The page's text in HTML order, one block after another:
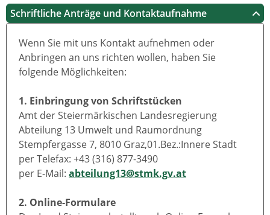
Schriftliche Anträge und Kontaktaufnahme
Wenn Sie mit uns Kontakt aufnehmen oder
Anbringen an uns richten wollen, haben Sie
folgende Möglichkeiten:
1. Einbringung von Schriftstücken
Amt der Steiermärkischen Landesregierung
Abteilung 13 Umwelt und Raumordnung
Stempfergasse 7, 8010 Graz,01.Bez.:Innere Stadt
per Telefax: +43 (316) 877-3490
per E-Mail: abteilung13@stmk.gv.at
2. Online-Formulare